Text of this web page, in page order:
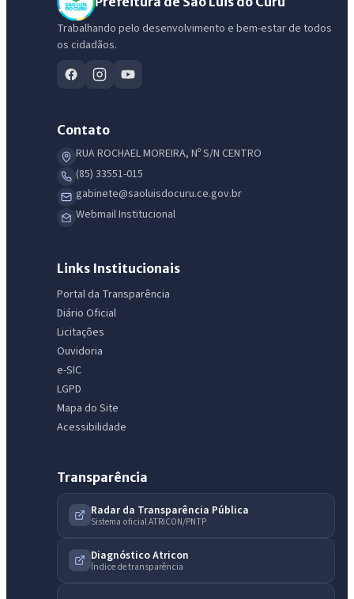
Trabalhando pelo desenvolvimento e bem-estar de todos
os cidadãos.
Contato
RUA ROCHAEL MOREIRA, Nº S/N CENTRO
(85) 33551-015
gabinete@saoluisdocuru.ce.gov.br
Webmail Institucional
Links Institucionais
Portal da Transparência
Diário Oficial
Licitações
Ouvidoria
e-SIC
LGPD
Mapa do Site
Acessibilidade
Transparência
Radar da Transparência Pública
Sistema oficial ATRICON/PNTP
Diagnóstico Atricon
Índice de transparência
Assistente do Portal
Olá. Pergunte sobre serviços, notícias, legislação, Diário Oficial,
licitações, estrutura ou transparência do município.
Licitações abertas